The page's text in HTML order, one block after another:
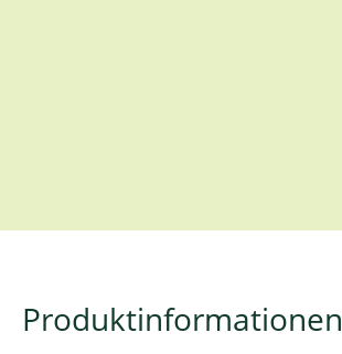
Produktinformationen